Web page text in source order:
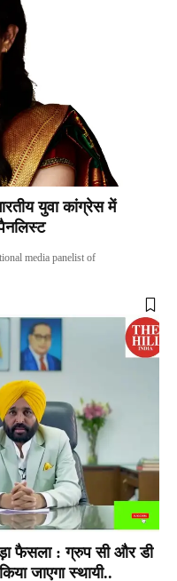
युवा कांग्रेस में
media panelist of
फैसला : ग्रुप सी और डी
जाएगा स्थायी..